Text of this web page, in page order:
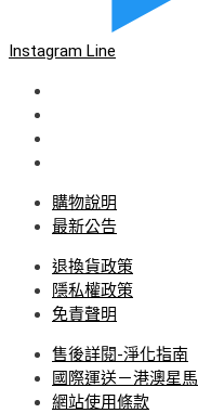
Instagram Line
購物說明
最新公告
退換貨政策
隱私權政策
免責聲明
售後詳閱-淨化指南
國際運送－港澳星馬
網站使用條款